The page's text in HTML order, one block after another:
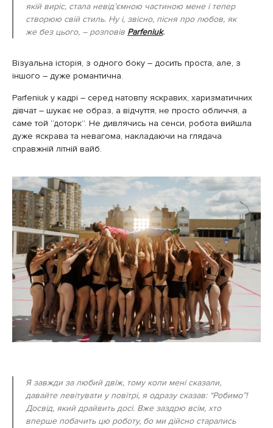
якій виріс, стала невідʼємною частиною мене і тепер
створюю свій стиль. Ну і, звісно, пісня про любов, як
же без цього, – розповів Parfeniuk.
Візуальна історія, з одного боку – досить проста, але, з
іншого – дуже романтична.
Parfeniuk у кадрі – серед натовпу яскравих, харизматичних
дівчат – шукає не образ, а відчуття, не просто обличчя, а
саме той “доторк”. Не дивлячись на сенси, робота вийшла
дуже яскрава та невагома, накладаючи на глядача
справжній літній вайб.
Я завжди за любий двіж, тому коли мені сказали,
давайте левітувати у повітрі, я одразу сказав: “Робимо”!
Досвід, який драйвить досі. Вже заздрю всім, хто
вперше побачить цю роботу, бо ми дійсно старались